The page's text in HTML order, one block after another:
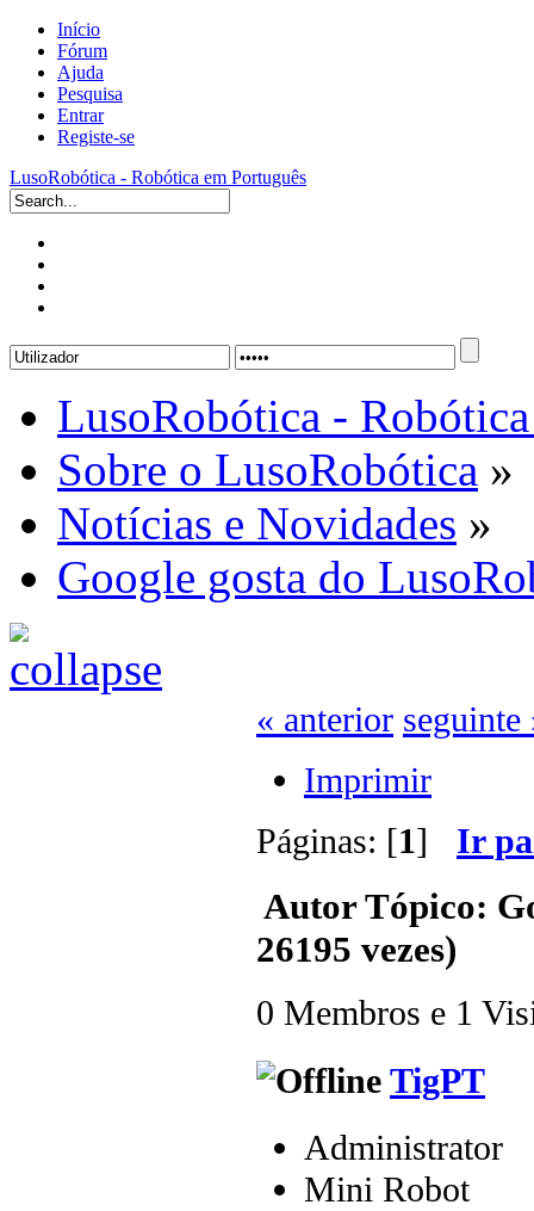
Início
Fórum
Ajuda
Pesquisa
Entrar
Registe-se
LusoRobótica - Robótica em Português
LusoRobótica -
Sobre o LusoRobótica »
Notícias e Novidades »
Google gosta do
« anterior seguinte
Imprimir
Páginas: [1] Ir
AutorTópico:
26195 vezes)
0 Membros e 1
TigPT
Administrator
Mini Robot